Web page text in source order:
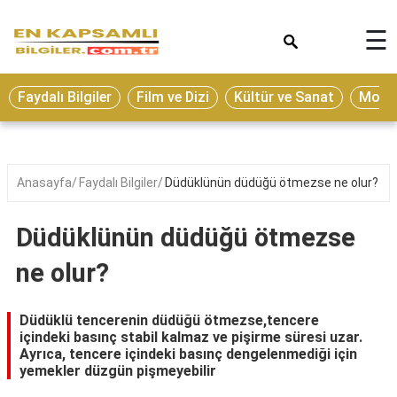
Eğitim
Ekonomi
Seyahat
Oyun
Yaşam
Hukuk
Blog
☰
Faydalı Bilgiler Film ve Dizi Kültür ve Sanat
Anasayfa Faydalı Bilgiler Düdüklünün düdüğü ötmezse ne olur?
Düdüklünün düdüğü ötmezse
ne olur?
Düdüklü tencerenin düdüğü ötmezse,tencere
içindeki basınç stabil kalmaz ve pişirme süresi uzar.
Ayrıca, tencere içindeki basınç dengelenmediği için
yemekler düzgün pişmeyebilir